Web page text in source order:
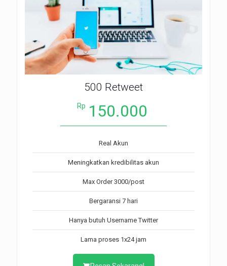
500 Retweet
Rp 150.000
Real Akun
Meningkatkan kredibilitas akun
Max Order 3000/post
Bergaransi 7 hari
Hanya butuh Username Twitter
Lama proses 1x24 jam